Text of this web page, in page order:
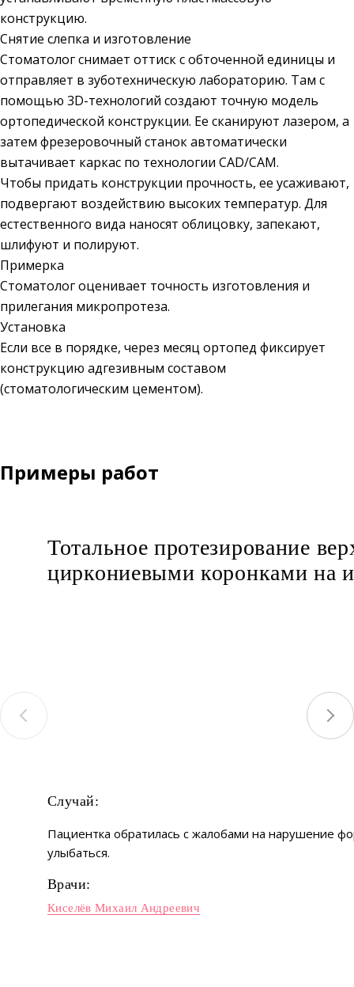
конструкцию.
Снятие слепка и изготовление
Стоматолог снимает оттиск с обточенной единицы и
отправляет в зуботехническую лабораторию. Там с
помощью 3D-технологий создают точную модель
ортопедической конструкции. Ее сканируют лазером, а
затем фрезеровочный станок автоматически
вытачивает каркас по технологии CAD/CAM.
Чтобы придать конструкции прочность, ее усаживают,
подвергают воздействию высоких температур. Для
естественного вида наносят облицовку, запекают,
шлифуют и полируют.
Примерка
Стоматолог оценивает точность изготовления и
прилегания микропротеза.
Установка
Если все в порядке, через месяц ортопед фиксирует
конструкцию адгезивным составом
(стоматологическим цементом).
Примеры работ
Тотальное протезирование
циркониевыми коронками на
Случай:
Пациентка обратилась с жалобами на нарушение
улыбаться.
Врачи:
Киселёв Михаил Андреевич